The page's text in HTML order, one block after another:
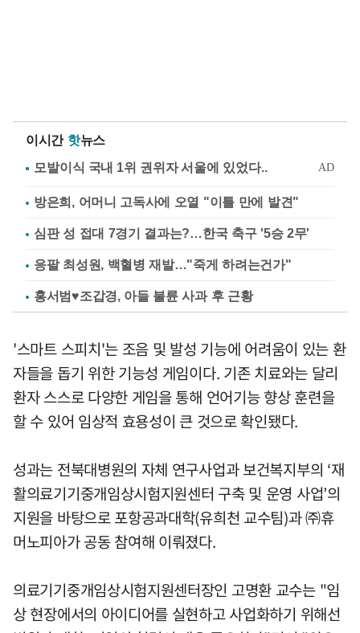
이시간 핫뉴스
방은희, 어머니 고독사에 오열 "이틀 만에 발견"
심판 성 접대 7경기 결과는?…한국 축구 '5승 2무'
응팔 최성원, 백혈병 재발…"죽게 하려는건가"
홍서범♥조갑경, 아들 불륜 사과 후 근황
'스마트 스피치'는 조음 및 발성 기능에 어려움이 있는 환
자들을 돕기 위한 기능성 게임이다. 기존 치료와는 달리
환자 스스로 다양한 게임을 통해 언어기능 향상 훈련을
할 수 있어 임상적 효용성이 큰 것으로 확인됐다.
성과는 전북대병원의 자체 연구사업과 보건복지부의 ‘재
활의료기기중개임상시험지원센터 구축 및 운영 사업’의
지원을 바탕으로 포항공과대학(유희천 교수팀)과 ㈜휴
머노피아가 공동 참여해 이뤄졌다.
의료기기중개임상시험지원센터장인 고명환 교수는 "임
상 현장에서의 아이디어를 실현하고 사업화하기 위해선